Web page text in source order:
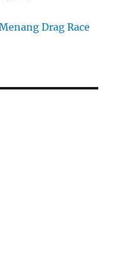
Drag Race